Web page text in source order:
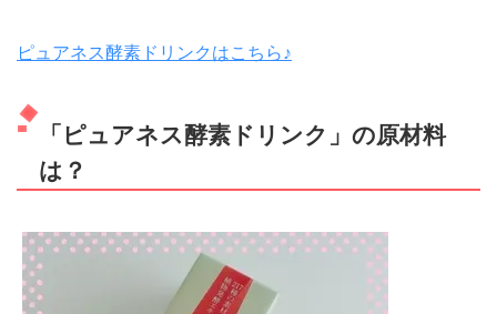
ピュアネス酵素ドリンクはこちら♪
「ピュアネス酵素ドリンク」の原材料
は？